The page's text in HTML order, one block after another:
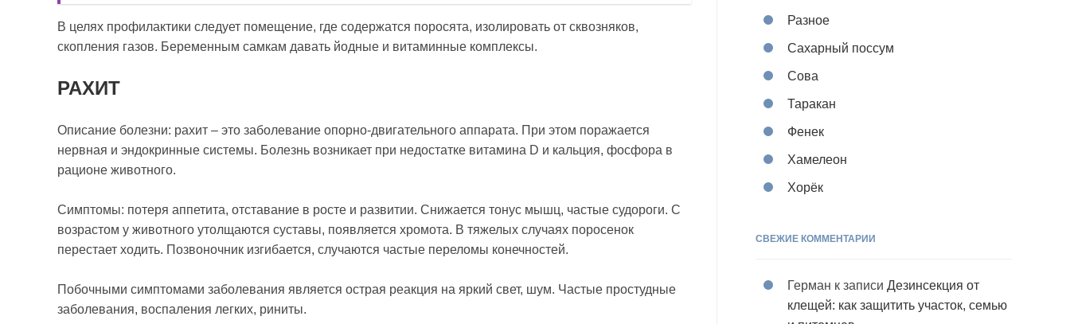
В целях профилактики следует помещение, где содержатся поросята, изолировать от сквозняков,
скопления газов. Беременным самкам давать йодные и витаминные комплексы.
РАХИТ
Описание болезни: рахит – это заболевание опорно-двигательного аппарата. При этом поражается
нервная и эндокринные системы. Болезнь возникает при недостатке витамина D и кальция, фосфора в
рационе животного.
Симптомы: потеря аппетита, отставание в росте и развитии. Снижается тонус мышц, частые судороги. С
возрастом у животного утолщаются суставы, появляется хромота. В тяжелых случаях поросенок
перестает ходить. Позвоночник изгибается, случаются частые переломы конечностей.
Побочными симптомами заболевания является острая реакция на яркий свет, шум. Частые простудные
заболевания, воспаления легких, риниты.
Разное
Сахарный поссум
Сова
Таракан
Фенек
Хамелеон
Хорёк
СВЕЖИЕ КОММЕНТАРИИ
Герман к записи Дезинсекция от
клещей: как защитить участок, семью